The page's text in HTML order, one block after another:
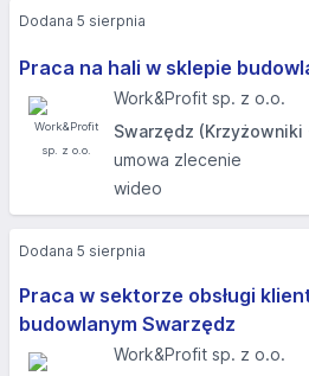
Praca na hali w sklepie
Work&Profit sp. z o.o.
Swarzędz (Krzyżowniki
umowa zlecenie
wideo
Dodana 5 sierpnia
Praca w sektorze obsługi
budowlanym Swarzędz
Work&Profit sp. z o.o.
Dodana 5 sierpnia